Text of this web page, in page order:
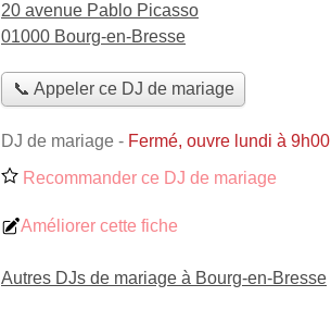
20 avenue Pablo Picasso
01000 Bourg-en-Bresse
📞 Appeler ce DJ de mariage
DJ de mariage - Fermé, ouvre lundi à 9h00
Recommander ce DJ de mariage
Améliorer cette fiche
Autres DJs de mariage à Bourg-en-Bresse